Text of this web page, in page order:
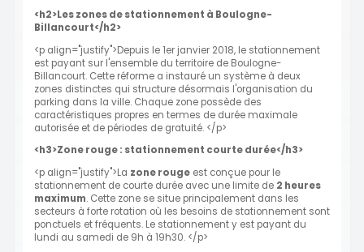
<h2>Les zones de stationnement à Boulogne-
Billancourt</h2>
<p align="justify">Depuis le 1er janvier 2018, le stationnement
est payant sur l'ensemble du territoire de Boulogne-
Billancourt. Cette réforme a instauré un système à deux
zones distinctes qui structure désormais l'organisation du
parking dans la ville. Chaque zone possède des
caractéristiques propres en termes de durée maximale
autorisée et de périodes de gratuité. </p>
<h3>Zone rouge : stationnement courte durée</h3>
<p align="justify">La zone rouge est conçue pour le
stationnement de courte durée avec une limite de 2 heures
maximum. Cette zone se situe principalement dans les
secteurs à forte rotation où les besoins de stationnement sont
ponctuels et fréquents. Le stationnement y est payant du
lundi au samedi de 9h à 19h30. </p>